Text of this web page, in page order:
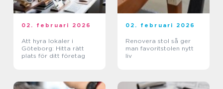
02. februari 2026
Att hyra lokaler i
Göteborg: Hitta rätt
plats för ditt företag
02. februari 2026
Renovera stol så ger
man favoritstolen nytt
liv